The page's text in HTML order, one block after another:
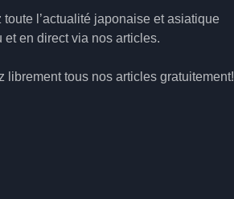
toute l’actualité japonaise et asiatique
et en direct via nos articles.
librement tous nos articles gratuitement!